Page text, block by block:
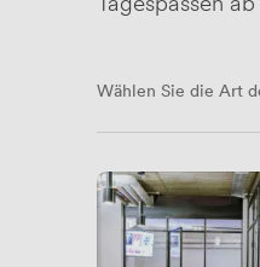
Wählen Sie die Art